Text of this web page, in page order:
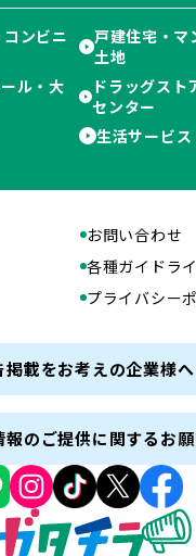
ンビニ
戸建住宅・マ
土地
ル・大
ドラッグスト
センター
生活サービス
お問い合わせ
各種ガイドラ
プライバシー
掲載をお考えの企業様へ
報のご提供に関するお